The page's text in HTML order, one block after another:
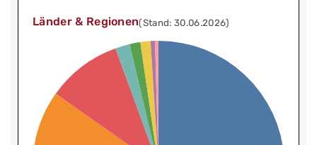
Länder & Regionen(Stand: 30.06.2026)